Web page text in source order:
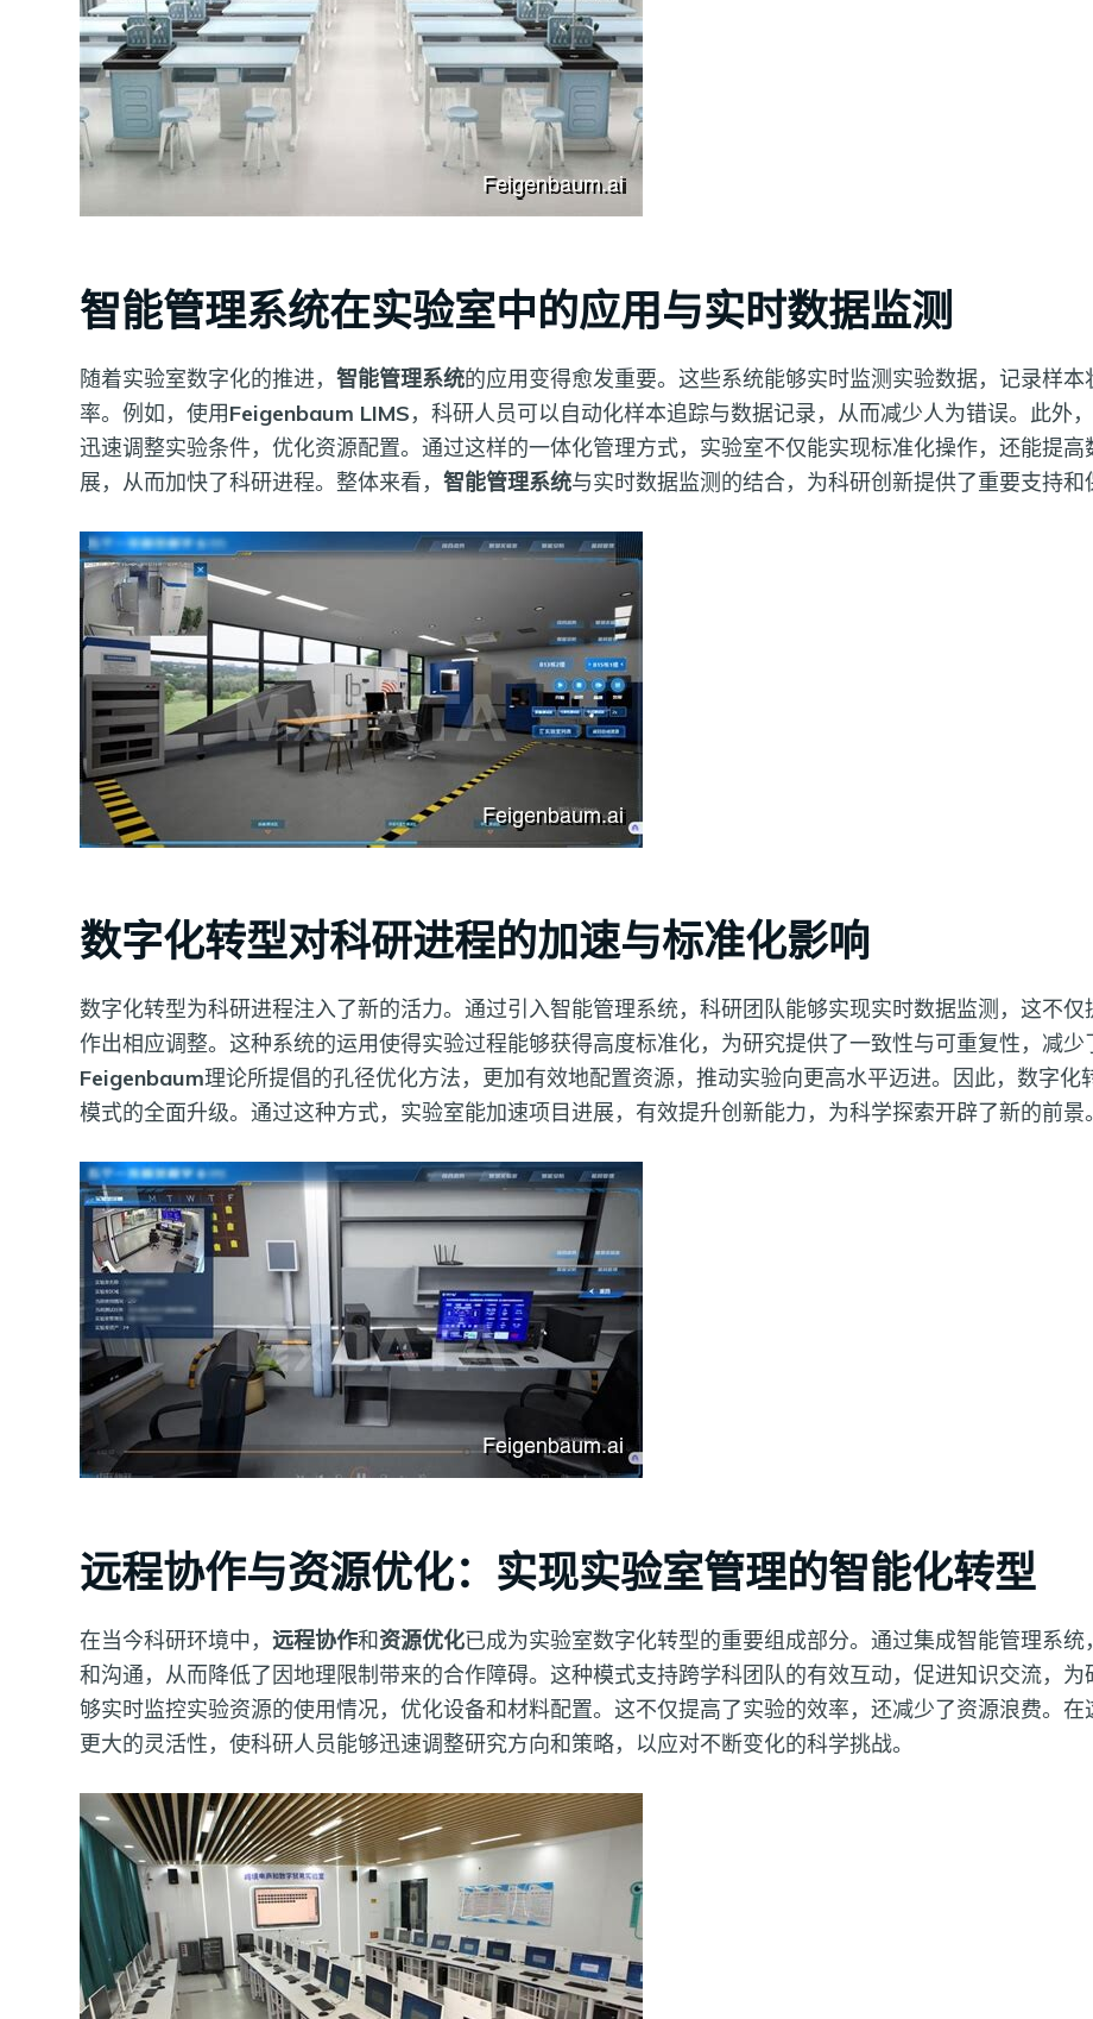
智能管理系统在实验室中的应用与实时数据监测
随着实验室数字化的推进，智能管理系统的应用变得愈发重要。这些系统能够实时监测实验数据，记录样
率。例如，使用Feigenbaum LIMS，科研人员可以自动化样本追踪与数据记录，从而减少人为错误。此外
迅速调整实验条件，优化资源配置。通过这样的一体化管理方式，实验室不仅能实现标准化操作，还能提
展，从而加快了科研进程。整体来看，智能管理系统与实时数据监测的结合，为科研创新提供了重要支持和
数字化转型对科研进程的加速与标准化影响
数字化转型为科研进程注入了新的活力。通过引入智能管理系统，科研团队能够实现实时数据监测，这不
作出相应调整。这种系统的运用使得实验过程能够获得高度标准化，为研究提供了一致性与可重复性，减
Feigenbaum理论所提倡的孔径优化方法，更加有效地配置资源，推动实验向更高水平迈进。因此，数字
模式的全面升级。通过这种方式，实验室能加速项目进展，有效提升创新能力，为科学探索开辟了新的前景。
远程协作与资源优化：实现实验室管理的智能化转型
在当今科研环境中，远程协作和资源优化已成为实验室数字化转型的重要组成部分。通过集成智能管理系
和沟通，从而降低了因地理限制带来的合作障碍。这种模式支持跨学科团队的有效互动，促进知识交流，
够实时监控实验资源的使用情况，优化设备和材料配置。这不仅提高了实验的效率，还减少了资源浪费。
更大的灵活性，使科研人员能够迅速调整研究方向和策略，以应对不断变化的科学挑战。